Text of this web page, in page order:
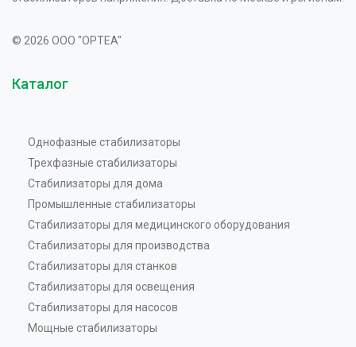
© 2026 OOO "OPTEA"
Каталог
Однофазные стабилизаторы
Трехфазные стабилизаторы
Стабилизаторы для дома
Промышленные стабилизаторы
Стабилизаторы для медицинского оборудования
Стабилизаторы для производства
Стабилизаторы для станков
Стабилизаторы для освещения
Стабилизаторы для насосов
Мощные стабилизаторы